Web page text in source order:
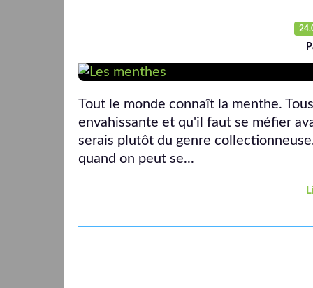
Tout le monde connaît la menthe.
envahissante et qu'il faut se méfier
serais plutôt du genre
quand on peut se...